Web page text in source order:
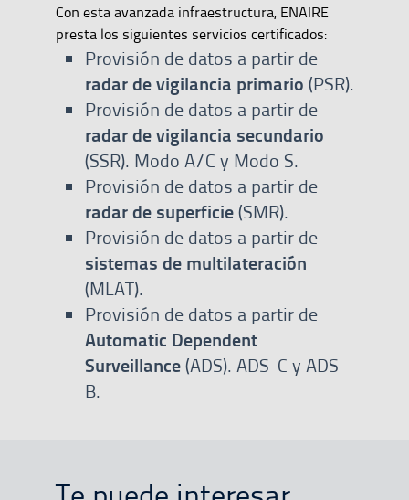
Con esta avanzada infraestructura, ENAIRE
presta los siguientes servicios certificados:
Provisión de datos a partir de
radar de vigilancia primario (PSR).
Provisión de datos a partir de
radar de vigilancia secundario
(SSR). Modo A/C y Modo S.
Provisión de datos a partir de
radar de superficie(SMR).
Provisión de datos a partir de
sistemas de multilateración
(MLAT).
Provisión de datos a partir de
Automatic Dependent
Surveillance(ADS). ADS-C y ADS-
B.